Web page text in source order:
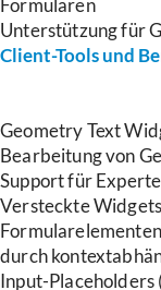
Unterstützung für
Client-Tools und
Geometry Text
Bearbeitung von
Support für
Versteckte
durch
Input-Placeholders